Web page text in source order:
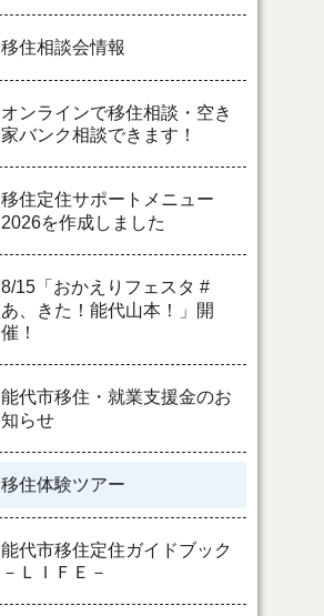
移住相談会情報
オンラインで移住相談・空き
家バンク相談できます！
移住定住サポートメニュー
2026を作成しました
8/15「おかえりフェスタ #
あ、きた！能代山本！」開
催！
能代市移住・就業支援金のお
知らせ
移住体験ツアー
能代市移住定住ガイドブック
－ＬＩＦＥ－